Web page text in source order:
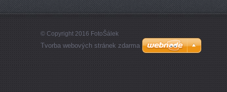
© Copyright 2016 FotoŠálek
Tvorba webových stránek zdarma